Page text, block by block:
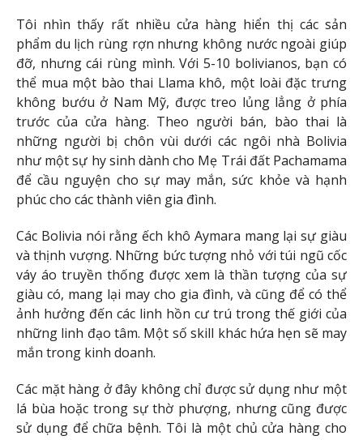
Tôi nhìn thấy rất nhiều cửa hàng hiển thị các sản
phẩm du lịch rùng rợn nhưng không nước ngoài giúp
đỡ, nhưng cái rùng mình. Với 5-10 bolivianos, bạn có
thể mua một bào thai Llama khô, một loài đặc trưng
không bướu ở Nam Mỹ, được treo lủng lẳng ở phía
trước của cửa hàng. Theo người bán, bào thai là
những người bị chôn vùi dưới các ngôi nhà Bolivia
như một sự hy sinh dành cho Mẹ Trái đất Pachamama
để cầu nguyện cho sự may mắn, sức khỏe và hạnh
phúc cho các thành viên gia đình.
Các Bolivia nói rằng ếch khô Aymara mang lại sự giàu
và thịnh vượng. Những bức tượng nhỏ với túi ngũ cốc
váy áo truyền thống được xem là thần tượng của sự
giàu có, mang lại may cho gia đình, và cũng để có thể
ảnh hưởng đến các linh hồn cư trú trong thế giới của
những linh đạo tâm. Một số skill khác hứa hẹn sẽ may
mắn trong kinh doanh.
Các mặt hàng ở đây không chỉ được sử dụng như một
lá bùa hoặc trong sự thờ phượng, nhưng cũng được
sử dụng để chữa bệnh. Tôi là một chủ cửa hàng cho